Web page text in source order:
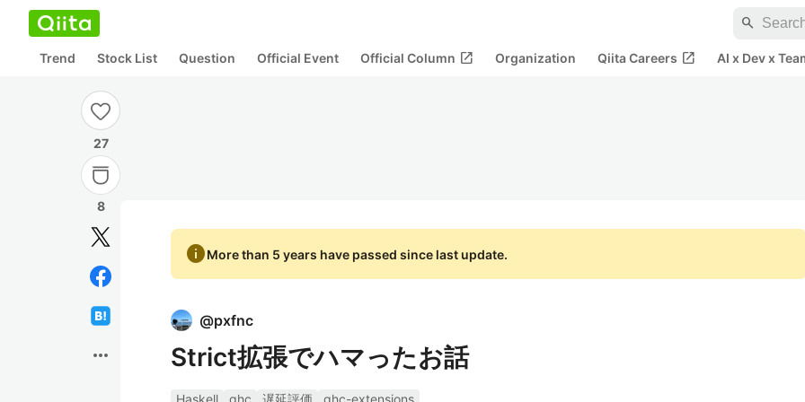
search
Trend Stock List Question Official Event Official Column open_in_new Organization Qiita Careers open_in_new AI x Dev x
27
8
more_horiz
infoMore than 5 years have passed since last update.
@pxfnc
Strict拡張でハマったお話
Haskell ghc 遅延評価
ghc-extensions